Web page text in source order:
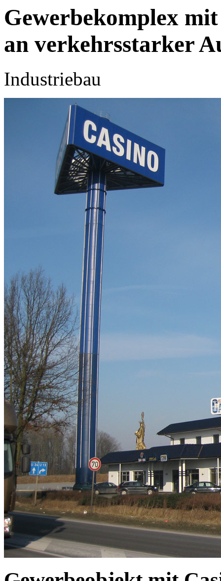
Gewerbekomplex
an verkehrsstarker
Industriebau